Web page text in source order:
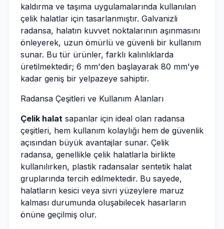
kaldırma ve taşıma uygulamalarında kullanılan
çelik halatlar için tasarlanmıştır. Galvanizli
radansa, halatın kuvvet noktalarının aşınmasını
önleyerek, uzun ömürlü ve güvenli bir kullanım
sunar. Bu tür ürünler, farklı kalınlıklarda
üretilmektedir; 6 mm'den başlayarak 80 mm'ye
kadar geniş bir yelpazeye sahiptir.
Radansa Çeşitleri ve Kullanım Alanları
Çelik halat sapanlar için ideal olan radansa
çeşitleri, hem kullanım kolaylığı hem de güvenlik
açısından büyük avantajlar sunar. Çelik
radansa, genellikle çelik halatlarla birlikte
kullanılırken, plastik radansalar sentetik halat
gruplarında tercih edilmektedir. Bu sayede,
halatların kesici veya sivri yüzeylere maruz
kalması durumunda oluşabilecek hasarların
önüne geçilmiş olur.